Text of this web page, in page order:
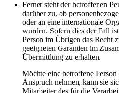
Ferner steht der betroffenen
darüber zu, ob
oder an eine internationale
wurden. Sofern dies der Fall
Person im Übrigen das Recht
geeigneten Garantien im
Übermittlung zu erhalten.
Möchte eine betroffene
Anspruch nehmen, kann sie
Mitarbeiter des für die